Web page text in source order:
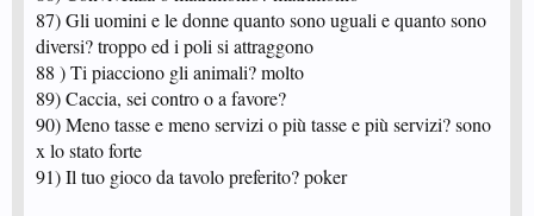
87) Gli uomini e le donne quanto sono uguali e quanto sono
diversi? troppo ed i poli si attraggono
88 ) Ti piacciono gli animali? molto
89) Caccia, sei contro o a favore?
90) Meno tasse e meno servizi o più tasse e più servizi? sono
x lo stato forte
91) Il tuo gioco da tavolo preferito? poker